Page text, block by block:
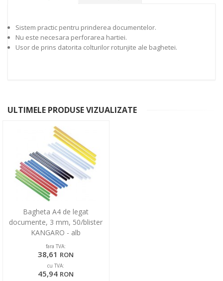
Sistem practic pentru prinderea documentelor.
Nu este necesara perforarea hartiei.
Usor de prins datorita colturilor rotunjite ale baghetei.
ULTIMELE PRODUSE VIZUALIZATE
Bagheta A4 de legat
documente, 3 mm, 50/blister
KANGARO - alb
fara TVA:
38,61 RON
cu TVA:
45,94 RON